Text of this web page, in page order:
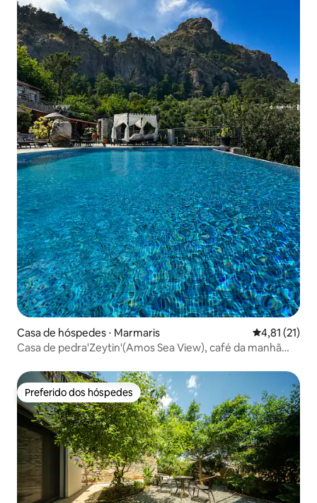
Casa de hóspedes ⋅ Marmaris 4,81 de uma
4,81 (21)
Casa de pedra'Zeytin'(Amos Sea View), café da manhã
Preferido dos hóspedes
Preferido dos hóspedes